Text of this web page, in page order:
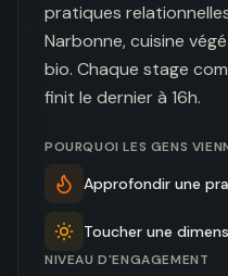
pratiques
Narbonne, cuisine
bio. Chaque stage
finit le dernier à 16h.
POURQUOI LES GENS
Approfondir une
Toucher une
NIVEAU D'ENGAGEMENT